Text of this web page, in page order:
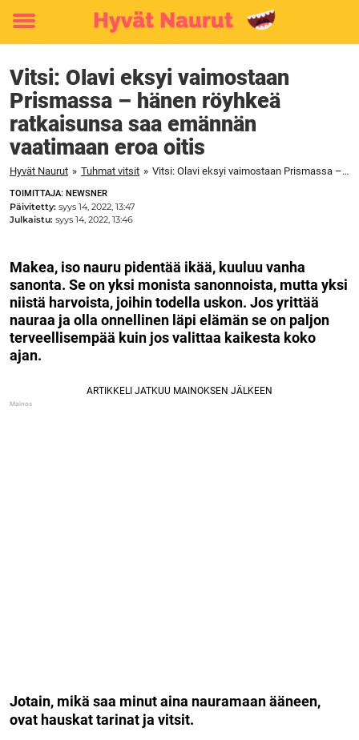
Toggle
Vitsi: Olavi eksyi vaimostaan
Prismassa – hänen röyhkeä
ratkaisunsa saa emännän
vaatimaan eroa oitis
Hyvät Naurut » Tuhmat vitsit » Vitsi: Olavi eksyi vaimostaan Prismassa – hänen röyhkeä ratkaisunsa saa emännän vaatimaan eroa oitis
TOIMITTAJA: NEWSNER
Päivitetty: syys 14, 2022, 13:47
Julkaistu: syys 14, 2022, 13:46
Makea, iso nauru pidentää ikää, kuuluu vanha
sanonta. Se on yksi monista sanonnoista, mutta yksi
niistä harvoista, joihin todella uskon. Jos yrittää
nauraa ja olla onnellinen läpi elämän se on paljon
terveellisempää kuin jos valittaa kaikesta koko
ajan.
Jotain, mikä saa minut aina nauramaan ääneen,
ovat hauskat tarinat ja vitsit.